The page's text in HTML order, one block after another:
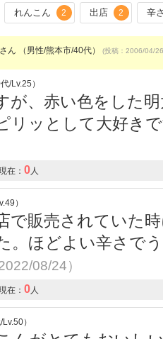
れんこん 2 出店 2 辛
ん （男性/熊本市/40代） (投稿：2006/04/
/Lv.25）
が、赤い色をした
リッとして大好き
在： 0 人
）
で販売されていた
。ほどよい辛さで
08/24）
在： 0 人
）